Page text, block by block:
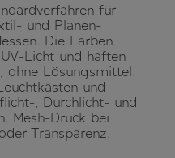
für
und Planen-
Die Farben
Licht und haften
ohne Lösungsmittel.
und
, Durchlicht- und
Mesh-Druck bei
Transparenz.